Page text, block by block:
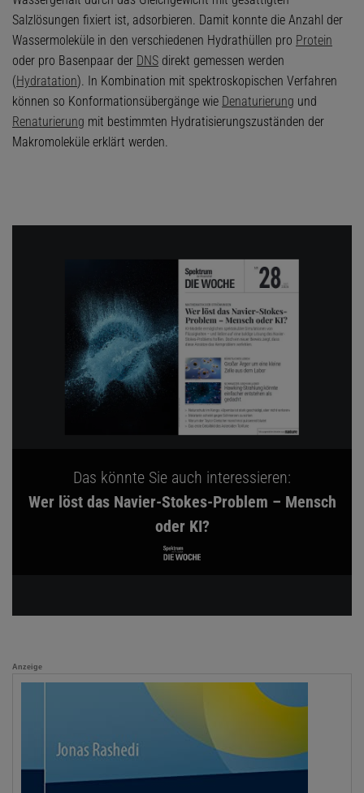
Salzlösungen fixiert ist, adsorbieren. Damit konnte die Anzahl der
Wassermoleküle in den verschiedenen Hydrathüllen pro Protein
oder pro Basenpaar der DNS direkt gemessen werden
(Hydratation). In Kombination mit spektroskopischen Verfahren
können so Konformationsübergänge wie Denaturierung und
Renaturierung mit bestimmten Hydratisierungszuständen der
Makromoleküle erklärt werden.
Das könnte Sie auch interessieren:
Wer löst das Navier-Stokes-Problem – Mensch
oder KI?
Anzeige